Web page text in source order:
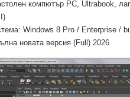
компютър PC, Ultrabook,
Windows 8 Pro / Enterprise /
новата версия (Full) 2026